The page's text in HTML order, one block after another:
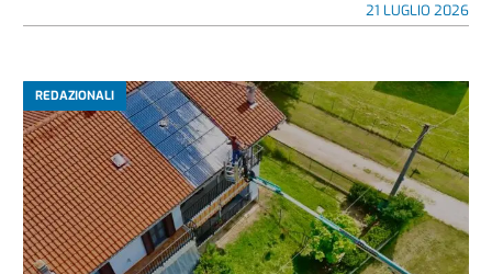
21 LUGLIO 2026
REDAZIONALI